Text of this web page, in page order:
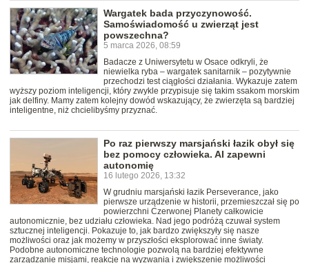
Wargatek bada przyczynowość.
Samoświadomość u zwierząt jest
powszechna?
5 marca 2026, 08:59
Badacze z Uniwersytetu w Osace odkryli, że
niewielka ryba – wargatek sanitarnik – pozytywnie
przechodzi test ciągłości działania. Wykazuje zatem
wyższy poziom inteligencji, który zwykle przypisuje się takim ssakom morskim
jak delfiny. Mamy zatem kolejny dowód wskazujący, że zwierzęta są bardziej
inteligentne, niż chcielibyśmy przyznać.
Po raz pierwszy marsjański łazik obył się
bez pomocy człowieka. AI zapewni
autonomię
16 lutego 2026, 13:32
W grudniu marsjański łazik Perseverance, jako
pierwsze urządzenie w historii, przemieszczał się po
powierzchni Czerwonej Planety całkowicie
autonomicznie, bez udziału człowieka. Nad jego podróżą czuwał system
sztucznej inteligencji. Pokazuje to, jak bardzo zwiększyły się nasze
możliwości oraz jak możemy w przyszłości eksplorować inne światy.
Podobne autonomiczne technologie pozwolą na bardziej efektywne
zarządzanie misjami, reakcje na wyzwania i zwiększenie możliwości